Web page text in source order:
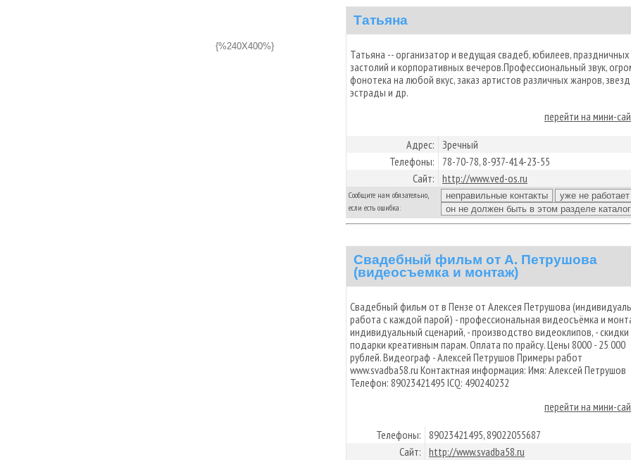
{%240X400%}
Татьяна
Татьяна -- организатор и ведущая свадеб, юбилеев, праздничных
застолий и корпоративных вечеров.Профессиональный звук,
фонотека на любой вкус, заказ артистов различных жанров, звезд
эстрады и др.
перейти на мини-
Адрес: Зречный
Телефоны:
78-70-78, 8-937-414-23-55
Сайт: http://www.ved-os.ru
Сообщите нам обязательно,
если есть ошибка:
Свадебный фильм от А. Петрушова
(видеосъемка и монтаж)
Свадебный фильм от в Пензе от Алексея Петрушова
работа с каждой парой) - профессиональная видеосъёмка и
индивидуальный сценарий, - производство видеоклипов, - скидки
подарки креативным парам. Оплата по прайсу. Цены 8000 - 25 000
рублей. Видеограф - Алексей Петрушов Примеры работ
www.svadba58.ru Контактная информация: Имя: Алексей Петрушов
Телефон: 89023421495 ICQ: 490240232
перейти на мини-
Телефоны: 89023421495, 89022055687
Сайт: http://www.svadba58.ru